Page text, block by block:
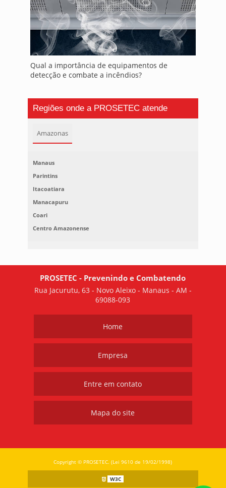
Qual a importância de equipamentos de
detecção e combate a incêndios?
Regiões onde a PROSETEC atende
Amazonas
Manaus
Parintins
Itacoatiara
Manacapuru
Coari
Centro Amazonense
PROSETEC - Prevenindo e Combatendo
Rua Jacurutu, 63 - Novo Aleixo - Manaus - AM -
69088-093
Home
Empresa
Entre em contato
Mapa do site
Copyright © PROSETEC. (Lei 9610 de 19/02/1998)
W3C